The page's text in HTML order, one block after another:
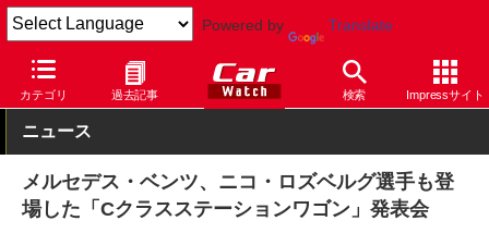
Powered by Translate
カテゴリ 過去記事 検索 Impressサイト
Car Watch 自動車 メルセデス・ベンツ
ニュース
メルセデス・ベンツ、ニコ・ロズベルグ選手も登
場した「Cクラスステーションワゴン」発表会